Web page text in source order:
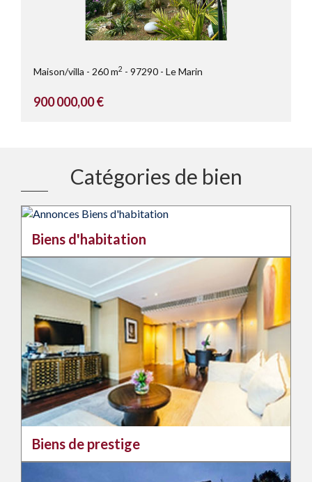
Maison/villa 260 m2 97290 Le Marin
900 000,00 €
Catégories de bien
Biens d'habitation
Biens de prestige